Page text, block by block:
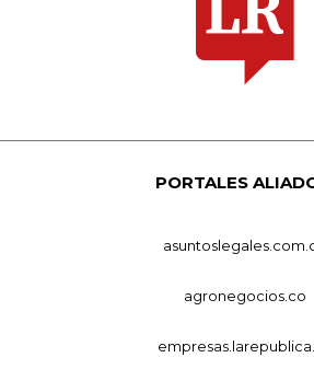
PORTALES
agronegocios.co